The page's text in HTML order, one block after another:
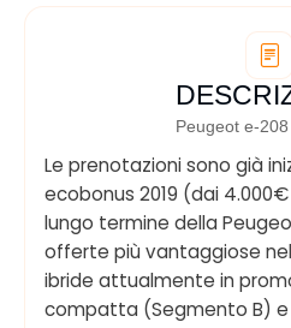
Peugeot e-208
Le prenotazioni sono già
ecobonus 2019 (dai
lungo termine della
offerte più vantaggiose
ibride attualmente in
compatta (Segmento B)